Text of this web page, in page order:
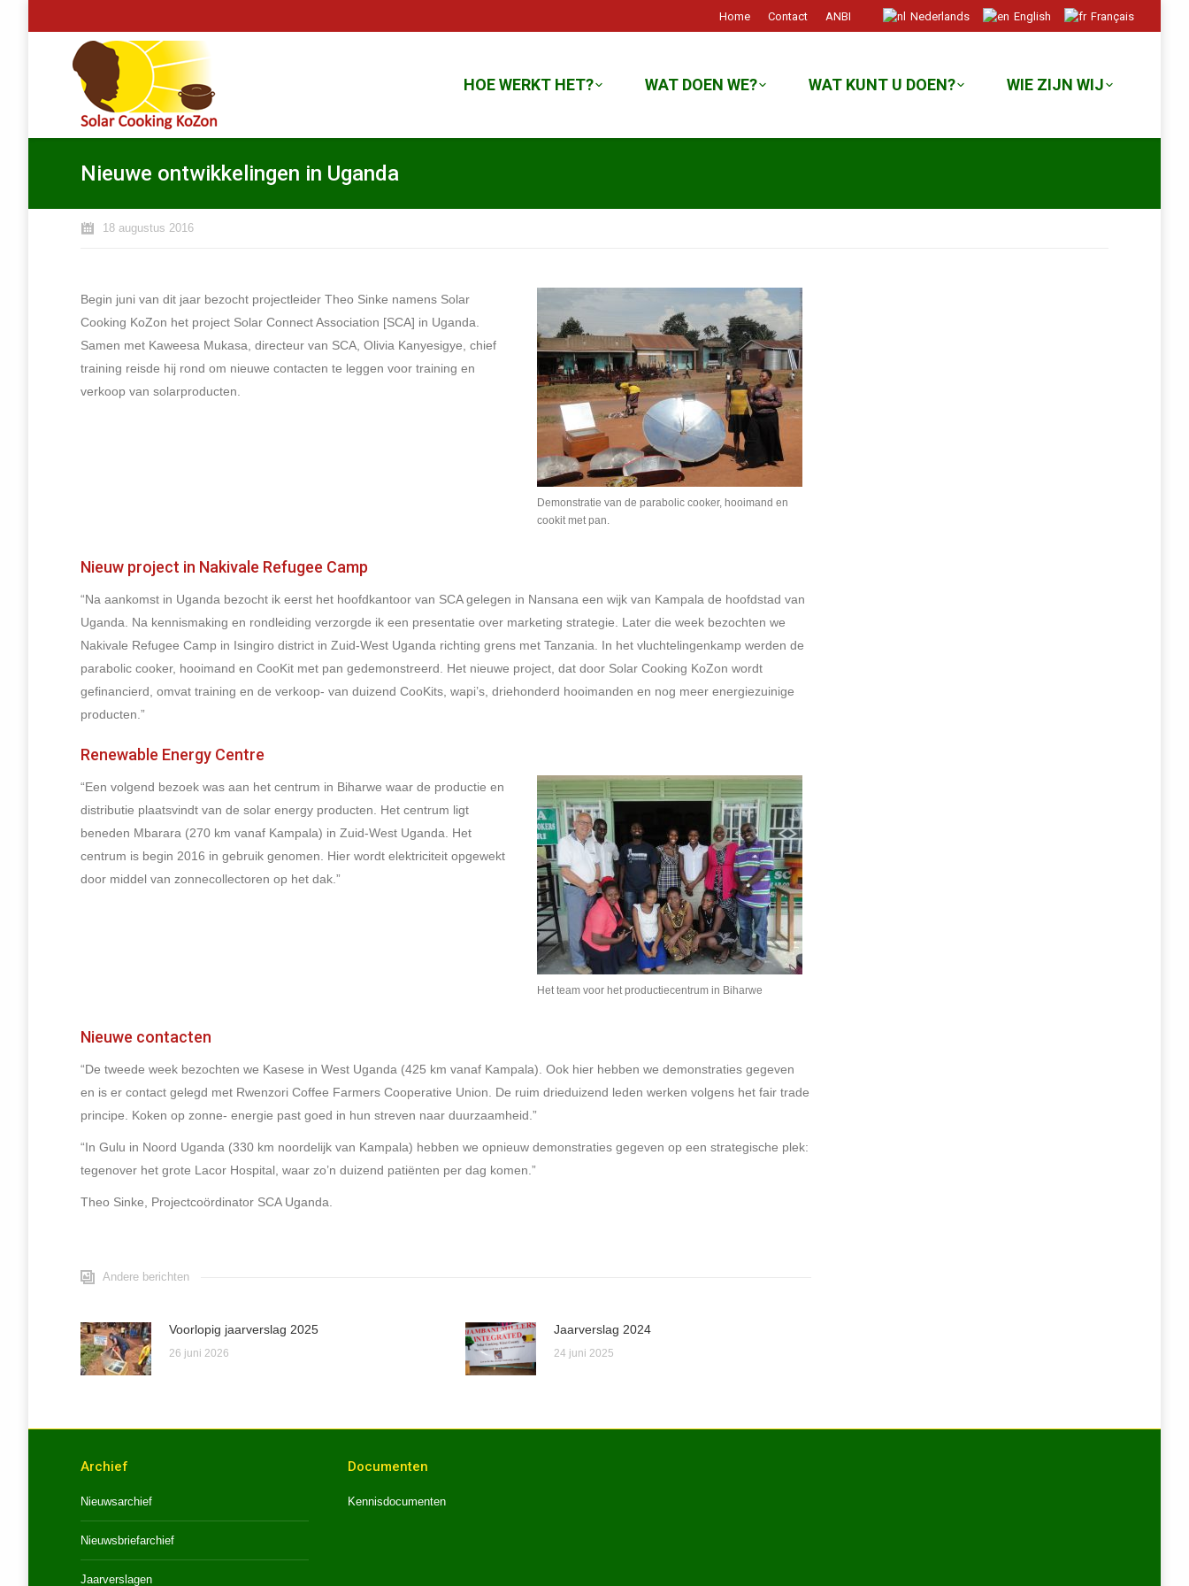
Home Contact ANBI Nederlands English Français
HOE WERKT HET? WAT DOEN WE? WAT KUNT U DOEN? WIE ZIJN WIJ
Nieuwe ontwikkelingen in Uganda
18 augustus 2016
Demonstratie van de parabolic cooker, hooimand en
cookit met pan.
Begin juni van dit jaar bezocht projectleider Theo Sinke namens Solar
Cooking KoZon het project Solar Connect Association [SCA] in Uganda.
Samen met Kaweesa Mukasa, directeur van SCA, Olivia Kanyesigye, chief
training reisde hij rond om nieuwe contacten te leggen voor training en
verkoop van solarproducten.
Nieuw project in Nakivale Refugee Camp
“Na aankomst in Uganda bezocht ik eerst het hoofdkantoor van SCA gelegen in Nansana een wijk van Kampala de hoofdstad van
Uganda. Na kennismaking en rondleiding verzorgde ik een presentatie over marketing strategie. Later die week bezochten we
Nakivale Refugee Camp in Isingiro district in Zuid-West Uganda richting grens met Tanzania. In het vluchtelingenkamp werden de
parabolic cooker, hooimand en CooKit met pan gedemonstreerd. Het nieuwe project, dat door Solar Cooking KoZon wordt
gefinancierd, omvat training en de verkoop- van duizend CooKits, wapi’s, driehonderd hooimanden en nog meer energiezuinige
producten.”
Renewable Energy Centre
Het team voor het productiecentrum in Biharwe
“Een volgend bezoek was aan het centrum in Biharwe waar de productie en
distributie plaatsvindt van de solar energy producten. Het centrum ligt
beneden Mbarara (270 km vanaf Kampala) in Zuid-West Uganda. Het
centrum is begin 2016 in gebruik genomen. Hier wordt elektriciteit opgewekt
door middel van zonnecollectoren op het dak.”
Nieuwe contacten
“De tweede week bezochten we Kasese in West Uganda (425 km vanaf Kampala). Ook hier hebben we demonstraties gegeven
en is er contact gelegd met Rwenzori Coffee Farmers Cooperative Union. De ruim drieduizend leden werken volgens het fair trade
principe. Koken op zonne- energie past goed in hun streven naar duurzaamheid.”
“In Gulu in Noord Uganda (330 km noordelijk van Kampala) hebben we opnieuw demonstraties gegeven op een strategische plek:
tegenover het grote Lacor Hospital, waar zo’n duizend patiënten per dag komen.”
Theo Sinke, Projectcoördinator SCA Uganda.
Andere berichten
Voorlopig jaarverslag 2025
26 juni 2026
Jaarverslag 2024
24 juni 2025
Archief
Nieuwsarchief
Nieuwsbriefarchief
Jaarverslagen
Documenten
Kennisdocumenten